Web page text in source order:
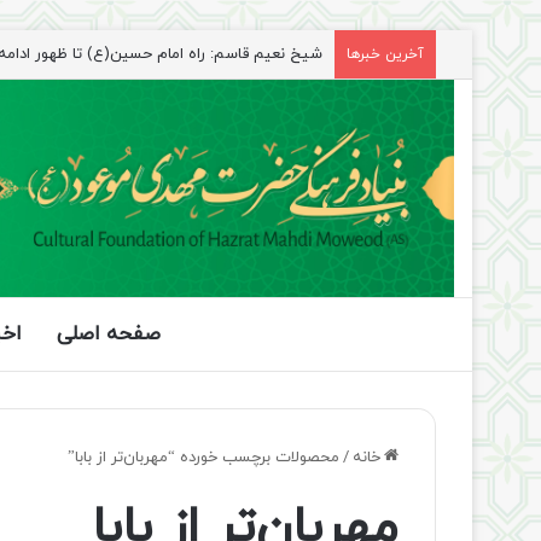
آخرین خبرها شیخ نعیم قاسم: راه امام حسین(ع) تا ظهور ادامه
صفحه اصلی
خانه / محصولات برچسب خورده “مهربان‌تر از بابا”